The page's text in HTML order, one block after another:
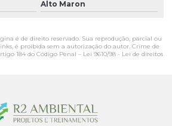
Alto Maron
é de direito reservado. Sua reprodução, parcial ou
é proibida sem a autorização do autor. Crime de
184 do Código Penal – Lei 9610/98 - Lei de direitos